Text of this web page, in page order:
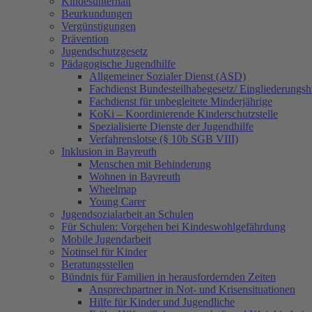
Beurkundungen
Vergünstigungen
Prävention
Jugendschutzgesetz
Pädagogische Jugendhilfe
Allgemeiner Sozialer Dienst (ASD)
Fachdienst Bundesteilhabegesetz/
Fachdienst für unbegleitete Minderjährige
KoKi – Koordinierende Kinderschutzstelle
Spezialisierte Dienste der Jugendhilfe
Verfahrenslotse (§ 10b SGB VIII)
Inklusion in Bayreuth
Menschen mit Behinderung
Wohnen in Bayreuth
Wheelmap
Young Carer
Jugendsozialarbeit an Schulen
Für Schulen: Vorgehen bei Kindeswohlgefährdung
Mobile Jugendarbeit
Notinsel für Kinder
Beratungsstellen
Bündnis für Familien in herausfordernden Zeiten
Ansprechpartner in Not- und Krisensituationen
Hilfe für Kinder und Jugendliche